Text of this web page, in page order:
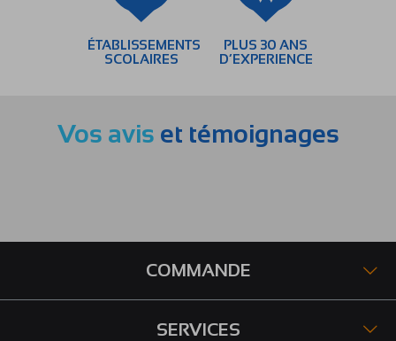
ÉTABLISSEMENTS
SCOLAIRES
PLUS 30 ANS
D’EXPERIENCE
Vos avis et témoignages
COMMANDE
SERVICES